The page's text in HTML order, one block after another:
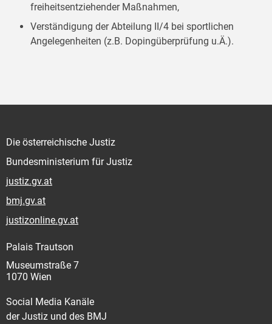
freiheitsentziehender Maßnahmen,
Verständigung der Abteilung II/4 bei sportlichen
Angelegenheiten (z.B. Dopingüberprüfung u.Ä.).
Die österreichische Justiz
Bundesministerium für Justiz
justiz.gv.at
bmj.gv.at
justizonline.gv.at
Palais Trautson
Museumstraße 7
1070 Wien
Social Media Kanäle
der Justiz und des BMJ